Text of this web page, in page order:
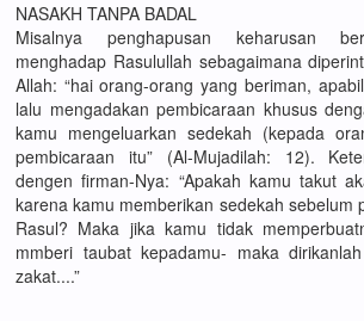
NASAKH TANPA BADAL
Misalnya penghapusan keharusan
menghadap Rasulullah sebagaimana
Allah: “hai orang-orang yang beriman,
lalu mengadakan pembicaraan khusus
kamu mengeluarkan sedekah (kepada
pembicaraan itu” (Al-Mujadilah: 12).
dengen firman-Nya: “Apakah kamu takut
karena kamu memberikan sedekah sebelum
Rasul? Maka jika kamu tidak
mmberi taubat kepadamu- maka
zakat....”